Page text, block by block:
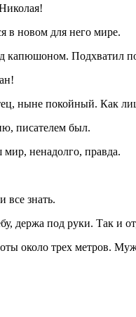
в новом для него мире.
капюшоном. Подхватил
ныне покойный. Как
писателем был.
ненадолго, правда.
знать.
держа под руки. Так и
около трех метров.